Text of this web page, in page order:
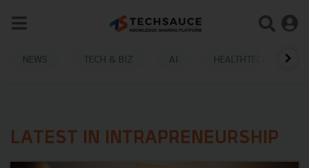
NEWS TECH & BIZ AI HEALTHTECH
LATEST IN INTRAPRENEURSHIP